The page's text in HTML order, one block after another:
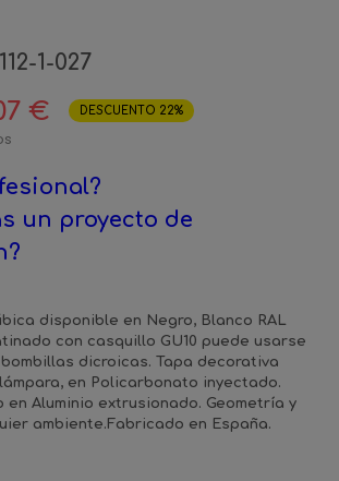
112-1-027
€ DESCUENTO 22%
un proyecto de
disponible en Negro, Blanco RAL
con casquillo GU10 puede usarse
dicroicas. Tapa decorativa
en Policarbonato inyectado.
en Aluminio extrusionado. Geometría y
ambiente.Fabricado en España.